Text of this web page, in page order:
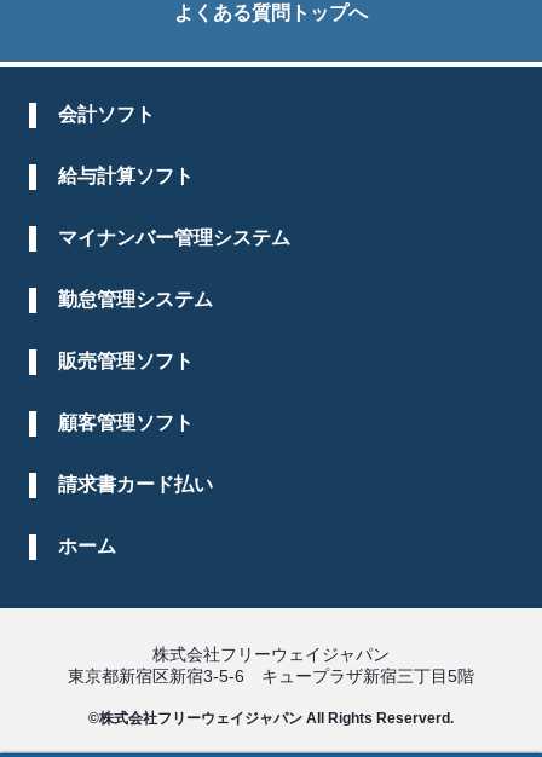
よくある質問トップへ
会計ソフト
給与計算ソフト
マイナンバー管理システム
勤怠管理システム
販売管理ソフト
顧客管理ソフト
請求書カード払い
ホーム
株式会社フリーウェイジャパン
東京都新宿区新宿3-5-6 キュープラザ新宿三丁目5階
©株式会社フリーウェイジャパン All Rights Reserverd.